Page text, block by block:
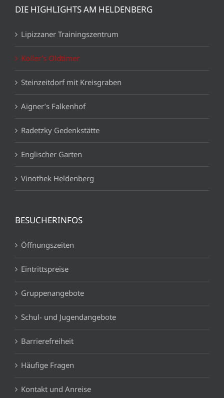
DIE HIGHLIGHTS AM HELDENBERG
Lipizzaner Trainingszentrum
Koller’s Oldtimer
Steinzeitdorf mit Kreisgraben
Aigner’s Falkenhof
Radetzky Gedenkstätte
Englischer Garten
Vinothek Heldenberg
BESUCHERINFOS
Öffnungszeiten
Eintrittspreise
Gruppenangebote
Schul- und Jugendangebote
Barrierefreiheit
Häufige Fragen
Kontakt und Anreise